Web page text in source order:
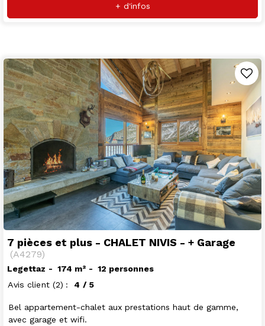
+ d'infos
7 pièces et plus - CHALET NIVIS - + Garage
(A4279)
Legettaz 174 m²
12 personnes
Avis client (2) 4 / 5
Bel appartement-chalet aux prestations haut de gamme,
avec garage et wifi.